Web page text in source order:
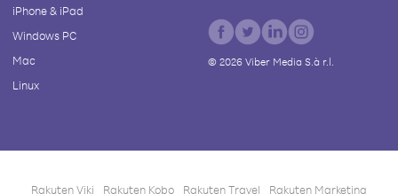
iPhone & iPad
Windows PC
Mac
Linux
© 2026Viber Media S.à r.l.
Rakuten Viki Rakuten Kobo Rakuten Travel Rakuten Marketing